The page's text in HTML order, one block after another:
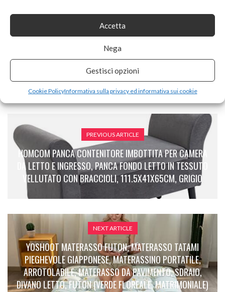
Accetta
Nega
Gestisci opzioni
Cookie PolicyInformativa sulla privacy ed informativa sui cookie
Tags: libreria
SHARE ON
PREVIOUS ARTICLE
HOMCOM PANCA CONTENITORE IMBOTTITA PER CAMERA
DA LETTO E INGRESSO, PANCA FONDO LETTO IN TESSUTO
VELLUTATO CON BRACCIOLI, 111.5X41X65CM, GRIGIO
NEXT ARTICLE
YOSHOOT MATERASSO FUTON, MATERASSO TATAMI
PIEGHEVOLE GIAPPONESE, MATERASSINO PORTATILE,
ARROTOLABILE, MATERASSO DA PAVIMENTO, SDRAIO,
DIVANO LETTO, FUTON (VERDE FLOREALE, MATRIMONIALE)